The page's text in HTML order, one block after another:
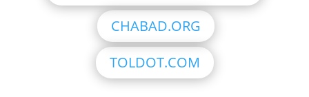
CHABAD.ORG
TOLDOT.COM